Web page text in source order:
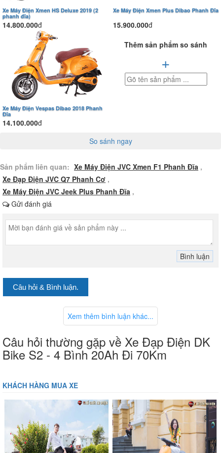
Xe Máy Điện Xmen HS Deluxe 2019 (2
phanh đĩa)
14.800.000đ
Xe Máy Điện Xmen Plus Dibao Phanh Đĩa
15.900.000đ
Xe Máy Điện Vespas Dibao 2018 Phanh
Đĩa
14.100.000đ
Thêm sản phẩm so sánh
+
So sánh ngay
Sản phẩm liên quan: Xe Máy Điện JVC Xmen F1 Phanh Đĩa ,
Xe Đạp Điện JVC Q7 Phanh Cơ ,
Xe Máy Điện JVC Jeek Plus Phanh Đĩa ,
Gửi đánh giá
Câu hỏi & Bình luận.
Xem thêm bình luận khác...
Câu hỏi thường gặp về Xe Đạp Điện DK
Bike S2 - 4 Bình 20Ah Đi 70Km
KHÁCH HÀNG MUA XE